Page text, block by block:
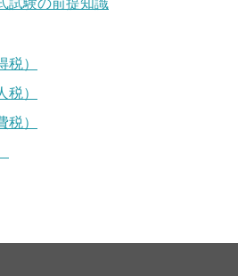
税）
税）
税）